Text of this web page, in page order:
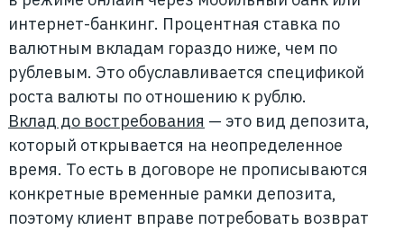
интернет-банкинг. Процентная ставка по
валютным вкладам гораздо ниже, чем по
рублевым. Это обуславливается спецификой
роста валюты по отношению к рублю.
Вклад до востребования — это вид депозита,
который открывается на неопределенное
время. То есть в договоре не прописываются
конкретные временные рамки депозита,
поэтому клиент вправе потребовать возврат